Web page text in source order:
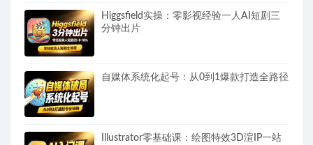
Higgsfield实操：零影视经验一人AI短剧三
分钟出片
自媒体系统化起号：从0到1爆款打造全路径
Illustrator零基础课：绘图特效3D渲IP一站